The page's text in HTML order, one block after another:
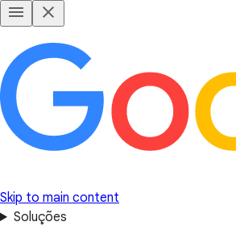
Skip to main content
Soluções